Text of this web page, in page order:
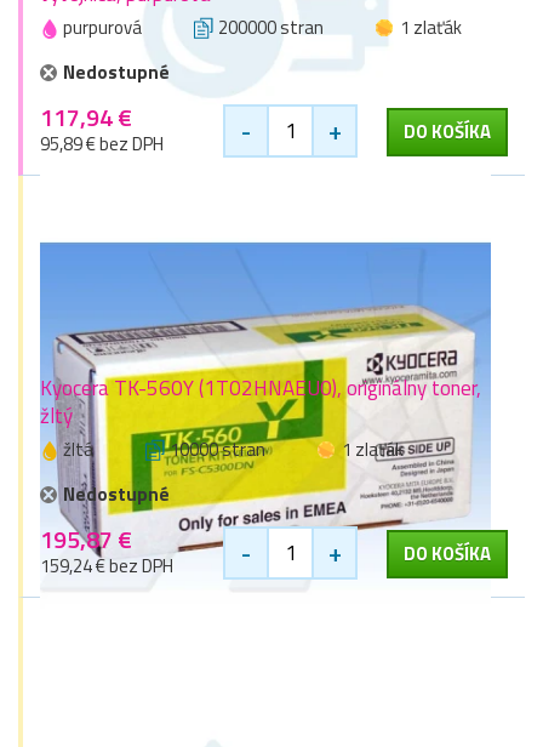
purpurová 200000 stran
1 zlaťák
Nedostupné
117,94 €
95,89 € bez DPH - + DO KOŠÍKA
Kyocera TK-560Y (1T02HNAEU0), originálny toner,
žltý
žltá 10000 stran
1 zlaťák
Nedostupné
195,87 €
159,24 € bez DPH - + DO KOŠÍKA